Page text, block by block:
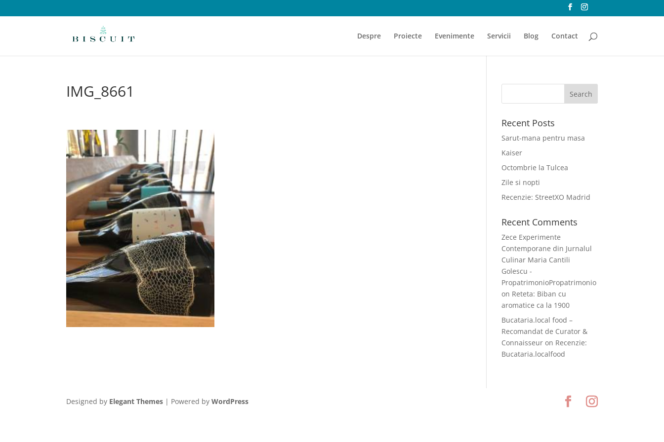
Despre Proiecte Evenimente Servicii Blog Contact
IMG_8661
Recent Posts
Sarut-mana pentru masa
Kaiser
Octombrie la Tulcea
Zile si nopti
Recenzie: StreetXO Madrid
Recent Comments
Zece Experimente
Contemporane din Jurnalul
Culinar Maria Cantili
Golescu -
PropatrimonioPropatrimonio
on Reteta: Biban cu
aromatice ca la 1900
Bucataria.local food –
Recomandat de Curator &
Connaisseur on Recenzie:
Bucataria.localfood
Designed by Elegant Themes | Powered byWordPress